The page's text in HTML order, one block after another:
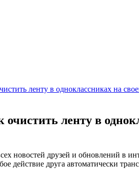
ленту в одноклассниках на
ленту в
новостей друзей и обновлений в
действие друга автоматически